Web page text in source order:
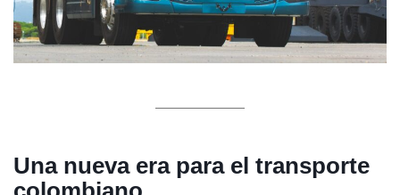
Una nueva era para el transporte